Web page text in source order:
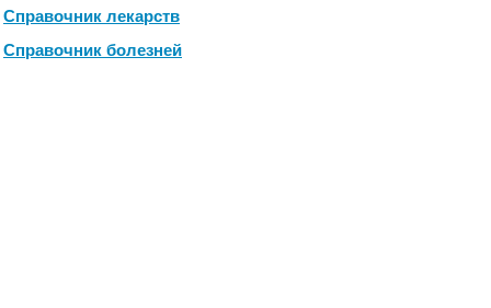
Справочник лекарств
Справочник болезней